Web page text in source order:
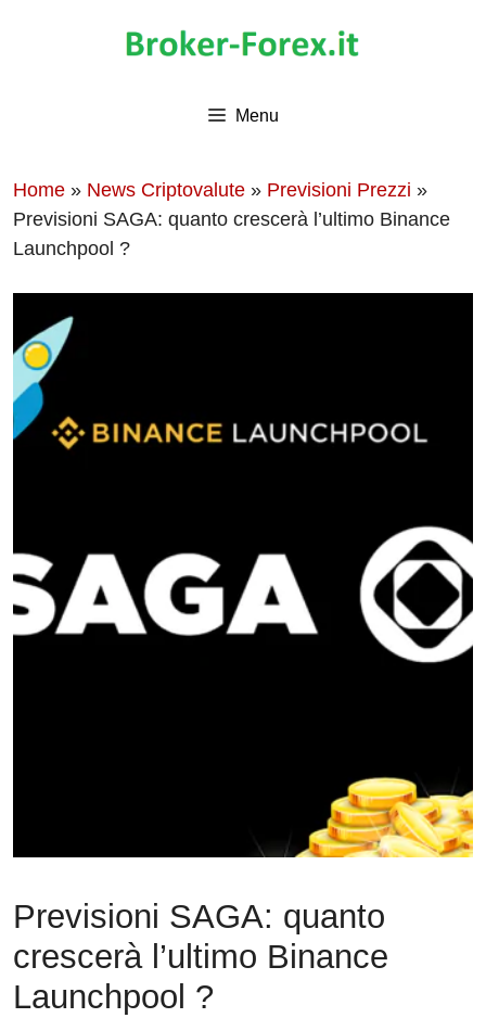
Menu
Home » News Criptovalute » Previsioni Prezzi »
Previsioni SAGA: quanto crescerà l’ultimo Binance
Launchpool ?
Previsioni SAGA: quanto
crescerà l’ultimo Binance
Launchpool ?